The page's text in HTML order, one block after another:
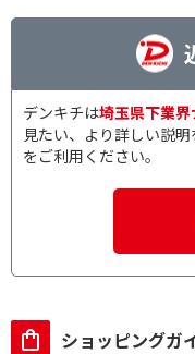
デンキチは埼玉県下業
見たい、より詳しい説
をご利用ください。
ショッピングガ